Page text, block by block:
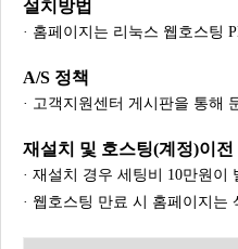
설치방법
· 홈페이지는 리눅스 웹호스팅
A/S 정책
· 고객지원센터 게시판을 통해
재설치 및 호스팅(계정)이전
· 재설치 경우 세팅비 10만원
· 웹호스팅 만료 시 홈페이지는